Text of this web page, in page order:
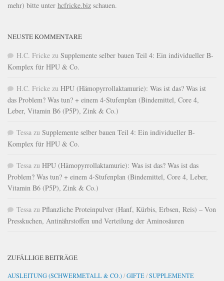
mehr) bitte unter hcfricke.biz schauen.
NEUSTE KOMMENTARE
H.C. Fricke zu Supplemente selber bauen Teil 4: Ein individueller B-
Komplex für HPU & Co.
H.C. Fricke zu HPU (Hämopyrrollaktamurie): Was ist das? Was ist
das Problem? Was tun? + einem 4-Stufenplan (Bindemittel, Core 4,
Leber, Vitamin B6 (P5P), Zink & Co.)
Tessa zu Supplemente selber bauen Teil 4: Ein individueller B-
Komplex für HPU & Co.
Tessa zu HPU (Hämopyrrollaktamurie): Was ist das? Was ist das
Problem? Was tun? + einem 4-Stufenplan (Bindemittel, Core 4, Leber,
Vitamin B6 (P5P), Zink & Co.)
Tessa zu Pflanzliche Proteinpulver (Hanf, Kürbis, Erbsen, Reis) – Von
Presskuchen, Antinährstoffen und Verteilung der Aminosäuren
ZUFÄLLIGE BEITRÄGE
AUSLEITUNG (SCHWERMETALL & CO.)/GIFTE/SUPPLEMENTE